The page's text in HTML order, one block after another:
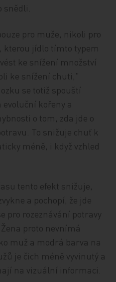
pro muže, nikoli pro
kterou jídlo tímto typem
ke snížení množství
ke snížení chuti,"
se totiž spouští
kořeny a
o tom, zda jde o
To snižuje chuť k
méně, i když vzhled
tento efekt snižuje,
a pochopí, že jde
pro rozeznávání potravy
proto nevnímá
muž a modrá barva na
je čich méně vyvinutý a
na vizuální informaci.